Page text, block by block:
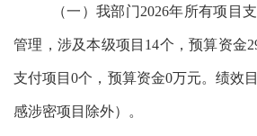
（一）我部门2026年所有项目
管理，涉及本级项目14个，预算资金
支付项目0个，预算资金0万元。绩效
感涉密项目除外）。